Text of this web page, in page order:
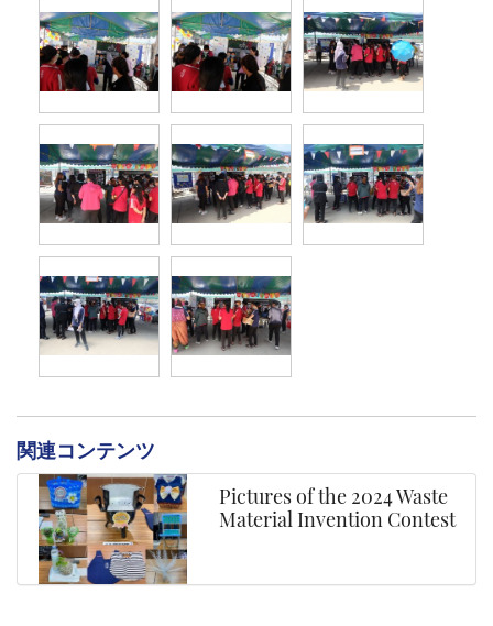
関連コンテンツ
Pictures of the 2024 Waste
Material Invention Contest